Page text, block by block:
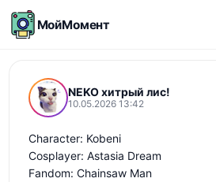
МойМомент
NEKO хитрый лис!
10.05.2026 13:42
Character: Kobeni
Cosplayer: Astasia Dream
Fandom: Chainsaw Man